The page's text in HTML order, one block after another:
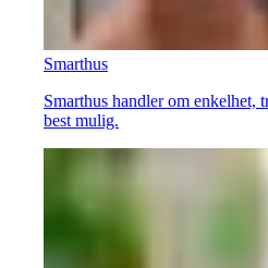
Smarthus
Smarthus handler om enkelhet,
best mulig.